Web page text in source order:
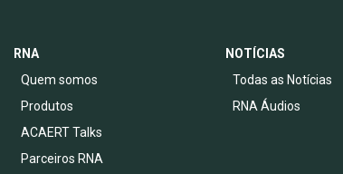
RNA
Quem somos
Produtos
ACAERT Talks
Parceiros RNA
NOTÍCIAS
Todas as Notícias
RNA Áudios